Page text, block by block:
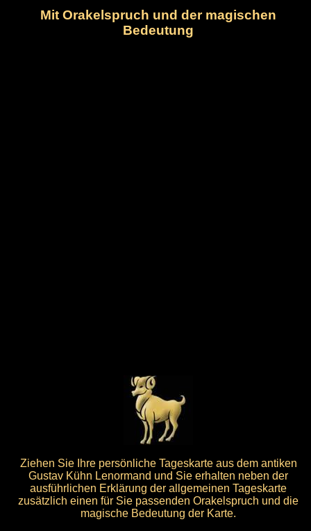
Mit Orakelspruch und der magischen
Bedeutung
Ziehen Sie Ihre persönliche Tageskarte aus dem antiken
Gustav Kühn Lenormand und Sie erhalten neben der
ausführlichen Erklärung der allgemeinen Tageskarte
zusätzlich einen für Sie passenden Orakelspruch und die
magische Bedeutung der Karte.